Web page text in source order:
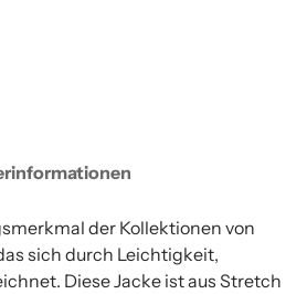
der Kollektionen von
sich durch Leichtigkeit,
Diese Jacke ist aus Stretch